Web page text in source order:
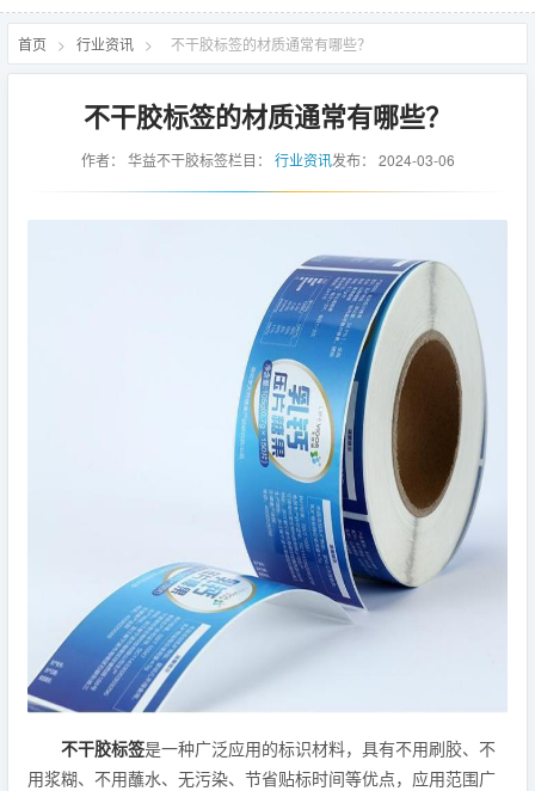
首页 > 行业资讯 > 不干胶标签的材质通常有哪些？
不干胶标签的材质通常有哪些？
作者： 华益不干胶标签栏目： 行业资讯发布： 2024-03-06
不干胶标签是一种广泛应用的标识材料，具有不用刷胶、不
用浆糊、不用蘸水、无污染、节省贴标时间等优点，应用范围广